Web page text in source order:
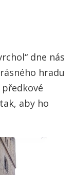
dne nás
hradu
aby ho